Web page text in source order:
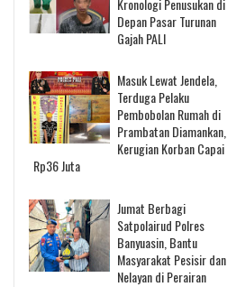
Kronologi Penusukan di
Depan Pasar Turunan
Gajah PALI
Masuk Lewat Jendela,
Terduga Pelaku
Pembobolan Rumah di
Prambatan Diamankan,
Kerugian Korban Capai
Rp36 Juta
Jumat Berbagi
Satpolairud Polres
Banyuasin, Bantu
Masyarakat Pesisir dan
Nelayan di Perairan